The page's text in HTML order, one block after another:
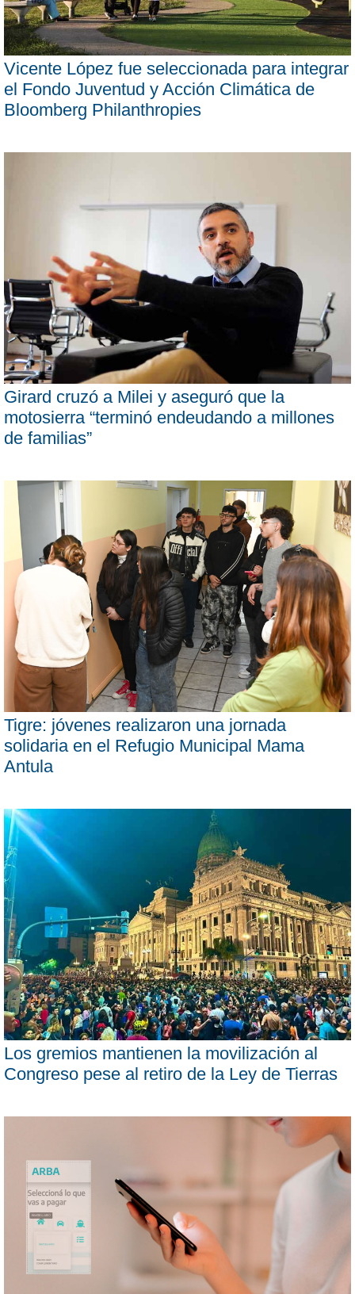
Vicente López fue seleccionada para integrar
el Fondo Juventud y Acción Climática de
Bloomberg Philanthropies
Girard cruzó a Milei y aseguró que la
motosierra “terminó endeudando a millones
de familias”
Tigre: jóvenes realizaron una jornada
solidaria en el Refugio Municipal Mama
Antula
Los gremios mantienen la movilización al
Congreso pese al retiro de la Ley de Tierras